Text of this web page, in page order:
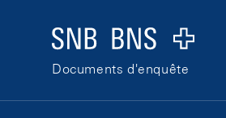
Logo
Documents d'enquête